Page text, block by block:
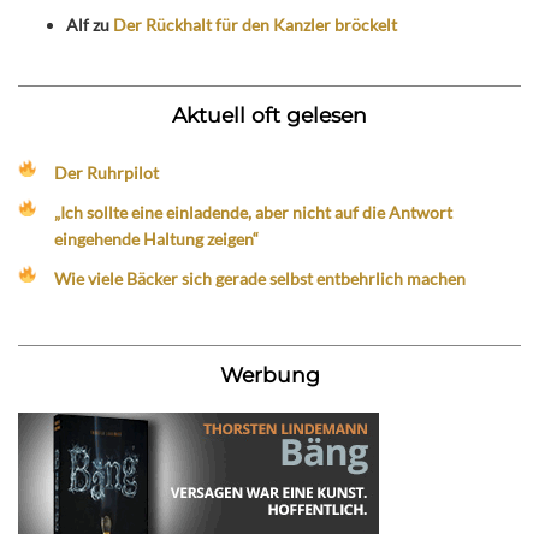
Alfzu Der Rückhalt für den Kanzler bröckelt
Aktuell oft gelesen
Der Ruhrpilot
„Ich sollte eine einladende, aber nicht auf die Antwort
eingehende Haltung zeigen“
Wie viele Bäcker sich gerade selbst entbehrlich machen
Werbung